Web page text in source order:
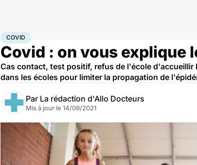
AccueilSanté
COVID
Covid : on vous explique
Cas contact, test positif, refus de l'école
dans les écoles pour limiter la propagation de
Par La rédaction d'Allo Docteurs
Mis à jour le 14/09/2021